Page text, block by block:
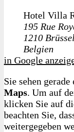
Hotel Villa
195 Rue
1210 Brüssel
Belgien
in Google
Sie sehen
Maps. Um auf
klicken Sie auf
beachten Sie,
weitergegeben